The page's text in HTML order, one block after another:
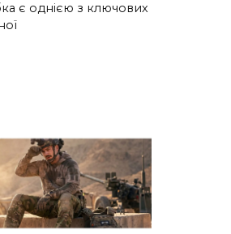
є однією з ключових